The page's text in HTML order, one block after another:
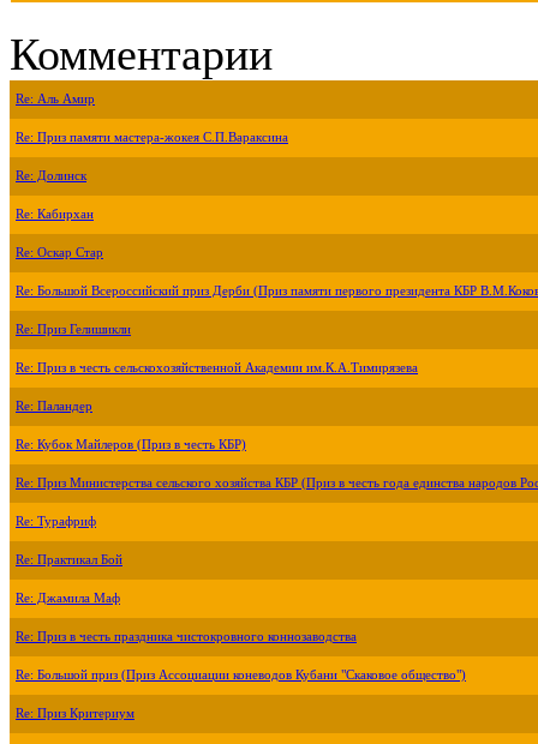
Комментарии
Re: Аль Амир
Re: Приз памяти мастера-жокея С.П.Вараксина
Re: Долинск
Re: Кабирхан
Re: Оскар Стар
Re: Большой Всероссийский приз Дерби (Приз памяти первого президента КБР
Re: Приз Гелишикли
Re: Приз в честь сельскохозяйственной Академии им.К.А.Тимирязева
Re: Паландер
Re: Кубок Майлеров (Приз в честь КБР)
Re: Приз Министерства сельского хозяйства КБР (Приз в честь года единства народов
Re: Турафриф
Re: Практикал Бой
Re: Джамила Маф
Re: Приз в честь праздника чистокровного коннозаводства
Re: Большой приз (Приз Ассоциации коневодов Кубани "Скаковое общество")
Re: Приз Критериум